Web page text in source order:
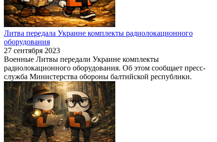
Литва передала Украине комплекты радиолокационного
оборудования
27 сентября 2023
Военные Литвы передали Украине комплекты
радиолокационного оборудования. Об этом сообщает пресс-
служба Министерства обороны балтийской республики.